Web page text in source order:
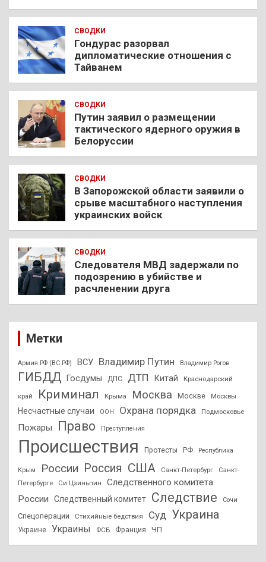
СВОДКИ
Гондурас разорвал
дипломатические отношения с
Тайванем
СВОДКИ
Путин заявил о размещении
тактического ядерного оружия в
Белоруссии
СВОДКИ
В Запорожской области заявили о
срыве масштабного наступления
украинских войск
СВОДКИ
Следователя МВД задержали по
подозрению в убийстве и
расчленении друга
Метки
Армия РФ (ВС РФ) ВСУ Владимир Путин Владимир Рогов
ГИБДД Госдумы ДПС ДТП Китай Краснодарский
край Криминал Крыма Москва Москве Москвы
Несчастные случаи ООН Охрана порядка Подмосковье
Пожары Право Преступления
Происшествия Протесты РФ Республика
Крым России Россия США Санкт-Петербург
Санкт-
Петербурге
Си Цзиньпин
Следственного комитета
России
Следственный комитет Следствие Сочи
Спецоперации Стихийные бедствия Суд Украина
Украине Украины ФСБ Франция ЧП